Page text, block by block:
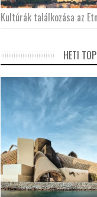
Kultúrák találkozása az
HETI